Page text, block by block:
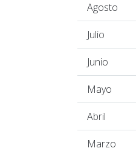
Agosto
Julio
Junio
Mayo
Abril
Marzo